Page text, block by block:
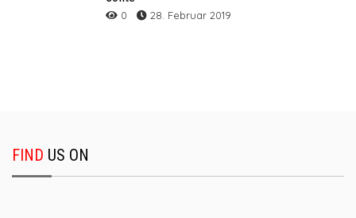
0 28. Februar 2019
FIND US ON